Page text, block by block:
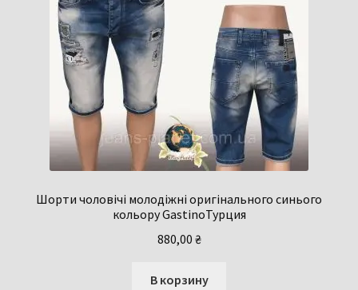
Шорти чоловічі молодіжні оригінального синього
кольору GastinoТурция
880,00 ₴
В корзину